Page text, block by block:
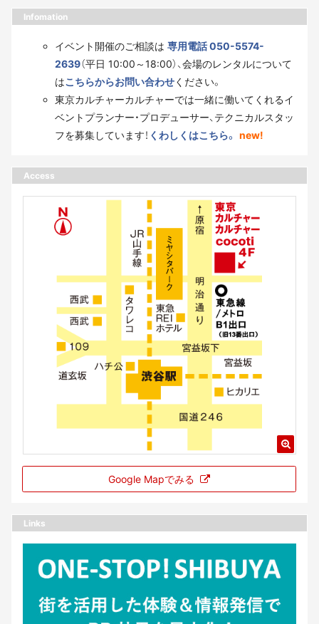
Infomation
イベント開催のご相談は 専用電話 050-5574-
2639（平日 10:00～18:00）、会場のレンタルについて
はこちらからお問い合わせください。
東京カルチャーカルチャーでは一緒に働いてくれるイ
ベントプランナー・プロデューサー、テクニカルスタッ
フを募集しています！ くわしくはこちら。 new!
Access
Google Mapでみる
Links